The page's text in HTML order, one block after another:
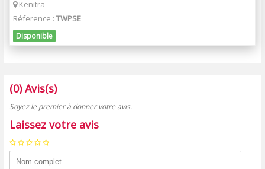
Kenitra
Réference :TWPSE
Disponible
(0) Avis(s)
Soyez le premier à donner votre avis.
Laissez votre avis